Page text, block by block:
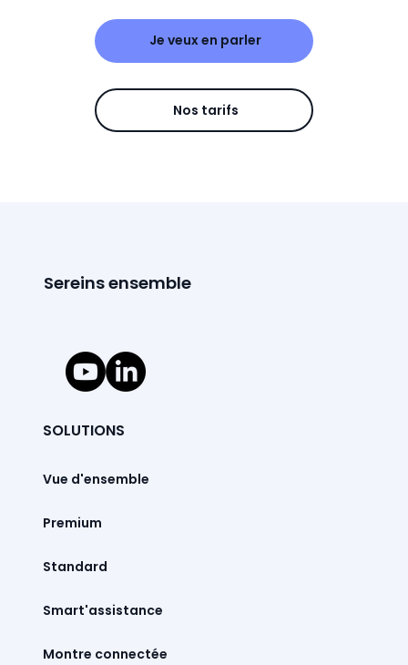
Je veux en parler
Nos tarifs
Sereins ensemble
SOLUTIONS
Vue d'ensemble
Premium
Standard
Smart'assistance
Montre connectée